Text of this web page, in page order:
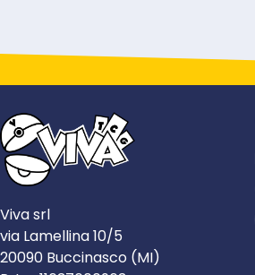
Viva srl
via Lamellina 10/5
20090 Buccinasco (MI)